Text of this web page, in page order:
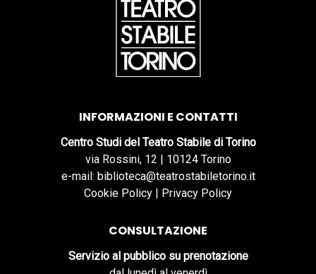
INFORMAZIONI E CONTATTI
Centro Studi del Teatro Stabile di Torino
via Rossini, 12 | 10124 Torino
e-mail: biblioteca@teatrostabiletorino.it
Cookie Policy | Privacy Policy
CONSULTAZIONE
Servizio al pubblico su prenotazione